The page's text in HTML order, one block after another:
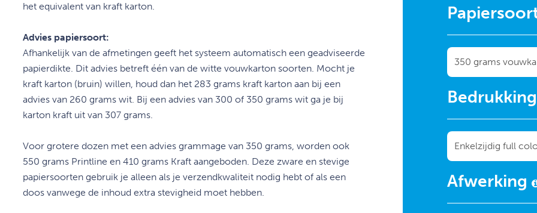
het equivalent van kraft karton.
Advies papiersoort:
Afhankelijk van de afmetingen geeft het systeem automatisch een geadviseerde
papierdikte. Dit advies betreft één van de witte vouwkarton soorten. Mocht je
kraft karton (bruin) willen, houd dan het 283 grams kraft karton aan bij een
advies van 260 grams wit. Bij een advies van 300 of 350 grams wit ga je bij
karton kraft uit van 307 grams.
Voor grotere dozen met een advies grammage van 350 grams, worden ook
550 grams Printline en 410 grams Kraft aangeboden. Deze zware en stevige
papiersoorten gebruik je alleen als je verzendkwaliteit nodig hebt of als een
doos vanwege de inhoud extra stevigheid moet hebben.
Afwerking